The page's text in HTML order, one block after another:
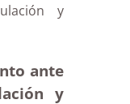
y
ante
y